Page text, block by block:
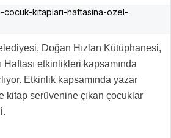
Doğan Hızlan Kütüphanesi,
etkinlikleri kapsamında
Etkinlik kapsamında yazar
kitap serüvenine çıkan çocuklar